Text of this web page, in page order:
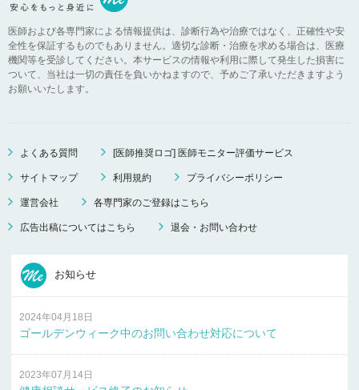
医師および各専門家による情報提供は、診断行為や治療ではなく、正確性や安
全性を保証するものでもありません。適切な診断・治療を求める場合は、医療
機関等を受診してください。本サービスの情報や利用に際して発生した損害に
ついて、当社は一切の責任を負いかねますので、予めご了承いただきますよう
お願いいたします。
よくある質問 [医師推奨ロゴ] 医師モニター評価サービス
サイトマップ 利用規約 プライバシーポリシー
運営会社 各専門家のご登録はこちら
広告出稿についてはこちら 退会・お問い合わせ
お知らせ
2024年04月18日
ゴールデンウィーク中のお問い合わせ対応について
2023年07月14日